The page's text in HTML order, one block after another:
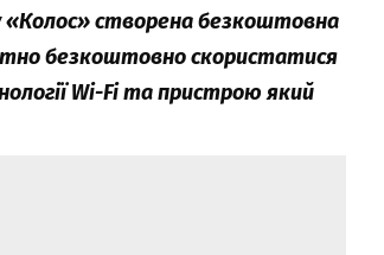
«Колос» створена безкоштовна
безкоштовно скористатися
Wi-Fi та пристрою який